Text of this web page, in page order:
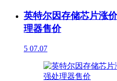
英特尔因存储芯片涨
理器售价
5 07.07